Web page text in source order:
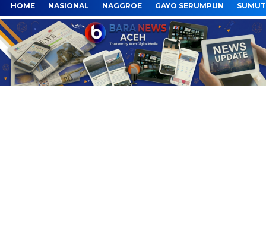
HOME NASIONAL NAGGROE GAYO SERUMPUN SUMUT